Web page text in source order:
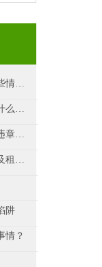
旅游租车游玩出现哪些情形需要租车者负责
签订租车合同要注意什么问题
昆山租车公司：租车违章了如何处理？
婚车租赁的注意事项及租赁渠道选择
阱
情？